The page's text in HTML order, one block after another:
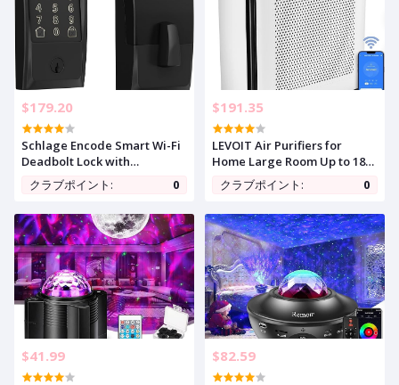
Optional Cloud, EC70
$179.20
Schlage Encode Smart Wi-Fi
Deadbolt Lock with
Touchscreen Keypad,
Keyless Front Door Entry, App
and Airbnb Compatible,
Matte Black, BE489WB CEN
622
クラブポイント: 0
$191.35
LEVOIT Air Purifiers for
Home Large Room Up to 1875
Ft² with Washable Pre-Filter,
AHAM VERIFIDE, Air Quality
for Allergies, Pet Hair in
Bedroom, Vital 200S-P, White
クラブポイント: 0
$41.99 $82.59